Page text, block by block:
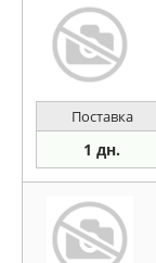
Поставка
1 дн.